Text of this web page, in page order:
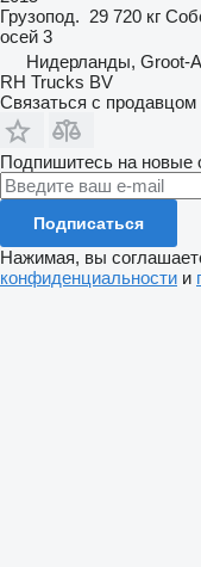
Грузопод. 29 720 кг
осей 3
Нидерланды, Groot-
RH Trucks BV
Связаться с продавцом
Подпишитесь на новые
Подписаться
Нажимая, вы
конфиденциальности и